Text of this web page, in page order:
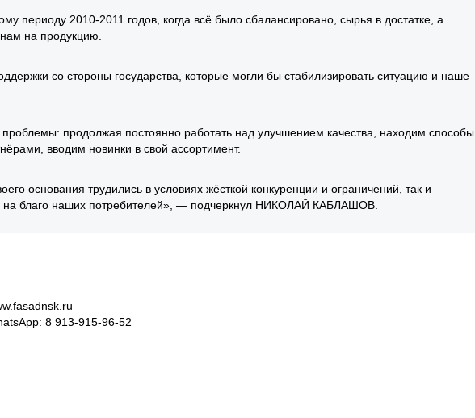
периоду 2010-2011 годов, когда всё было сбалансировано, сырья в достатке, а
на продукцию.
со стороны государства, которые могли бы стабилизировать ситуацию и наше
продолжая постоянно работать над улучшением качества, находим способы
вводим новинки в свой ассортимент.
основания трудились в условиях жёсткой конкуренции и ограничений, так и
на благо наших потребителей», — подчеркнул НИКОЛАЙ КАБЛАШОВ.
8 913-915-96-52